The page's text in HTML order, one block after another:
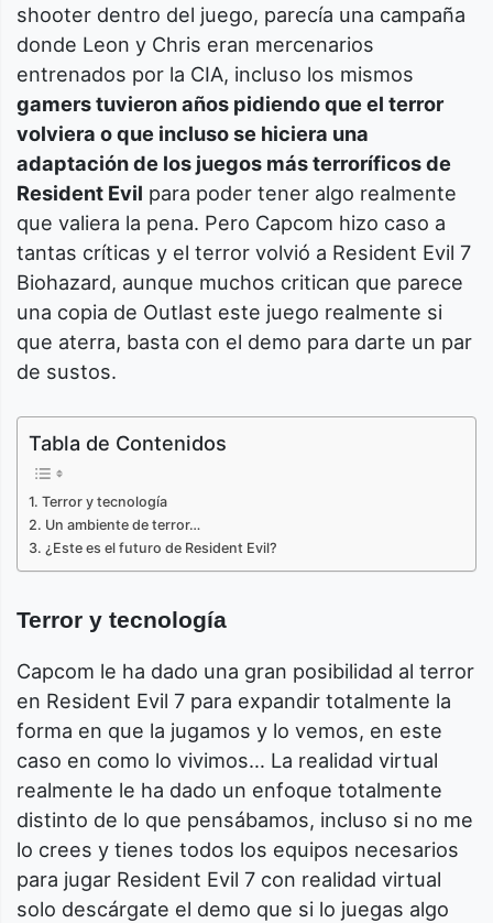
shooter dentro del juego, parecía una campaña
donde Leon y Chris eran mercenarios
entrenados por la CIA, incluso los mismos
gamers tuvieron años pidiendo que el terror
volviera o que incluso se hiciera una
adaptación de los juegos más terroríficos de
Resident Evil para poder tener algo realmente
que valiera la pena. Pero Capcom hizo caso a
tantas críticas y el terror volvió a Resident Evil 7
Biohazard, aunque muchos critican que parece
una copia de Outlast este juego realmente si
que aterra, basta con el demo para darte un par
de sustos.
Tabla de Contenidos
Terror y tecnología
Un ambiente de terror…
¿Este es el futuro de Resident Evil?
Terror y tecnología
Capcom le ha dado una gran posibilidad al terror
en Resident Evil 7 para expandir totalmente la
forma en que la jugamos y lo vemos, en este
caso en como lo vivimos… La realidad virtual
realmente le ha dado un enfoque totalmente
distinto de lo que pensábamos, incluso si no me
lo crees y tienes todos los equipos necesarios
para jugar Resident Evil 7 con realidad virtual
solo descárgate el demo que si lo juegas algo